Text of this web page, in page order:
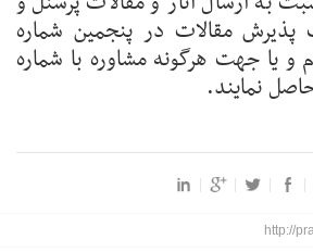
مقالات در پنجمین شماره
و یا جهت هرگونه مشاوره با شماره
نمایند.
http://